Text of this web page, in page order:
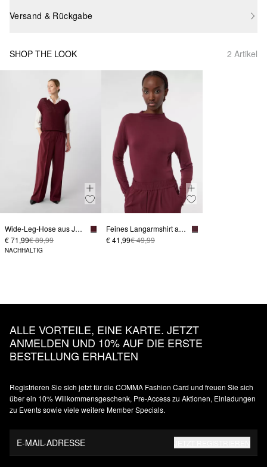
Versand & Rückgabe
SHOP THE LOOK 2 Artikel
Wide-Leg-Hose aus Jersey mit Elastikbund
€ 71,99€ 89,99
NACHHALTIG
Feines Langarmshirt aus Lyocellmix mit Stehkragen
€ 41,99€ 49,99
ALLE VORTEILE, EINE KARTE. JETZT
ANMELDEN UND 10% AUF DIE ERSTE
BESTELLUNG ERHALTEN
Registrieren Sie sich jetzt für die COMMA Fashion Card und freuen Sie sich
über ein 10% Willkommensgeschenk, Pre-Access zu Aktionen, Einladungen
zu Events sowie viele weitere Member Specials.
E-MAIL-ADRESSE